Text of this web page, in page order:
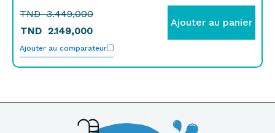
TND3.449,000
TND 2.149,000
Ajouter au panier
Ajouter au comparateur